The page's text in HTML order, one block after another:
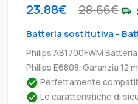
23.88€ 28.66€
Batteria sostitutiva -
Philips AB1700FWM
Philips E6808. Garanzia 12
Perfettamente
Le caratteristiche di